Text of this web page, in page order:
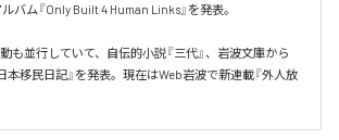
バム『Only Built 4 Human Links』を発表。
も並行していて、自伝的小説『三代』、岩波文庫から
本移民日記』を発表。現在はWeb岩波で新連載『外人放